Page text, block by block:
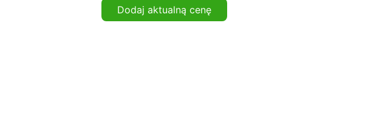
Dodaj aktualną cenę